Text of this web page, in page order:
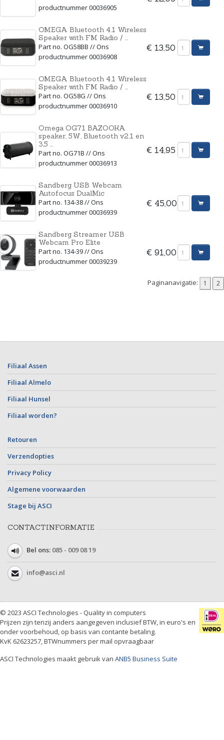
productnummer 00036905
OMEGA Bluetooth 4.1 Wireless
Speaker with FM Radio / ...
Part no. OG58BB // Ons
productnummer 00036908
€ 13,50
OMEGA Bluetooth 4.1 Wireless
Speaker with FM Radio / ...
Part no. OG58G // Ons
productnummer 00036910
€ 13,50
Omega OG71 BAZOOKA
speaker, 5W, Bluetooth v2.1 en
3,5 ...
Part no. OG71B // Ons
productnummer 00036913
€ 14,95
Sandberg USB Webcam
Autofocus DualMic
Part no. 134-38 // Ons
productnummer 00036939
€ 45,00
Sandberg Streamer USB
Webcam Pro Elite
Part no. 134-39 // Ons
productnummer 00039239
€ 91,00
Paginanavigatie:
Filiaal Assen
Filiaal Almelo
Filiaal Hunsel
Filiaal worden?
Retouren
Verzendopties
Privacy Policy
Algemene voorwaarden
Stage bij ASCI
CONTACTINFORMATIE
Bel ons: 085 - 009 08 19
info@asci.nl
© 2023 ASCI Technologies - Quality in computers
Prijzen zijn tenzij anders aangegeven inclusief BTW, in euro's en
onder voorbehoud, op basis van contante betaling.
KvK 62623257, BTWnummers per mail opvraagbaar
ASCI Technologies maakt gebruik van ANB5 Business Suite